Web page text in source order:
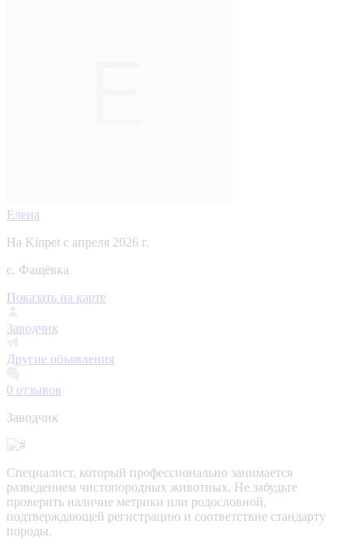
Елена
На Kinpet c апреля 2026 г.
с. Фащёвка
Показать на карте
Заводчик
Другие объявления
0 отзывов
Заводчик
Специалист, который профессионально занимается
разведением чистопородных животных. Не забудьте
проверить наличие метрики или родословной,
подтверждающей регистрацию и соответствие стандарту
породы.